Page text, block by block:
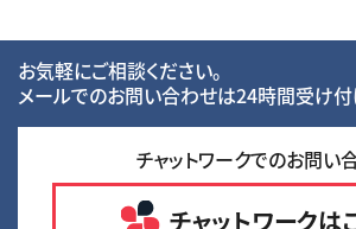
お気軽にご相談ください。
メールでのお問い合わせは24時間受け付
チャットワークでのお問い
チャットワークは